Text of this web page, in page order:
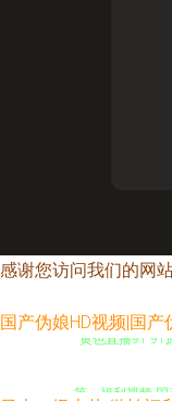
感谢您访问我们的网
国产伪娘HD视频|国
黄色直播91